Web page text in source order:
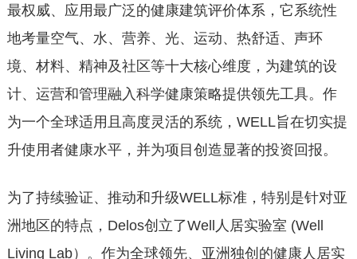
最权威、应用最广泛的健康建筑评价体系，它系统性
地考量空气、水、营养、光、运动、热舒适、声环
境、材料、精神及社区等十大核心维度，为建筑的设
计、运营和管理融入科学健康策略提供领先工具。作
为一个全球适用且高度灵活的系统，WELL旨在切实提
升使用者健康水平，并为项目创造显著的投资回报。
为了持续验证、推动和升级WELL标准，特别是针对亚
洲地区的特点，Delos创立了Well人居实验室 (Well
Living Lab）。作为全球领先、亚洲独创的健康人居实